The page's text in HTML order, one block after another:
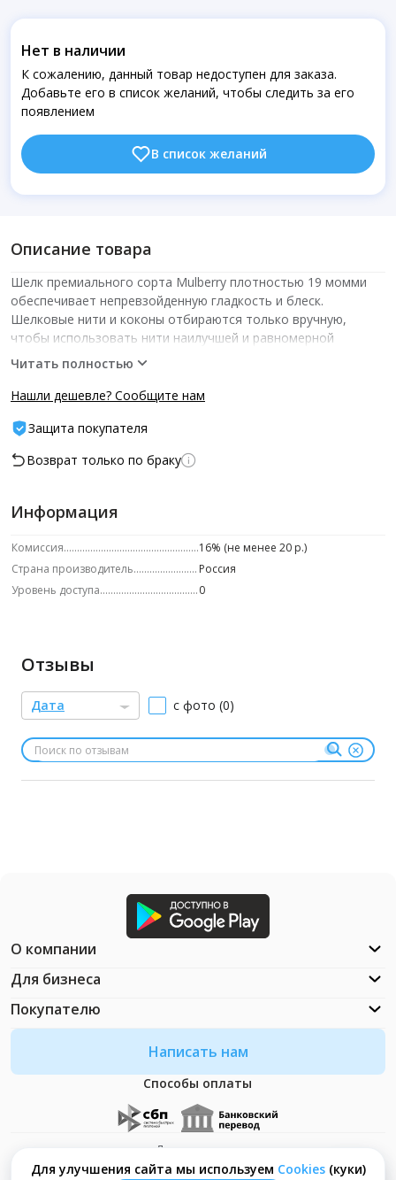
Для улучшения сайта мы используем Сookies(куки)
Нет в наличии
К сожалению, данный товар недоступен для заказа.
Добавьте его в список желаний, чтобы следить за его
появлением
В список желаний
Описание товара
Шелк премиального сорта Mulberry плотностью 19 момми
обеспечивает непревзойденную гладкость и блеск.
Шелковые нити и коконы отбираются только вручную,
чтобы использовать нити наилучшей и равномерной
толщины и длины. Наволочка из роскошного шелка поможет
превратит сон в настоящую бьюти-процедуру.
Состав Верхняя поверхность — 95% шелк премиального
сорта Mulberry плотностью 19 момми, 5% эластан, дно
наволочки — 95% полиэстер, 5% эластан
Читать полностью
Нашли дешевле? Сообщите нам
Защита покупателя
Возврат только по браку
Информация
Комиссия
16% (не менее 20 р.)
Страна производитель
Россия
Уровень доступа
0
Отзывы
Дата с фото (0)
Написать нам
Способы оплаты
О компании
Для бизнеса
Покупателю
Документация
Что такое Cookies?